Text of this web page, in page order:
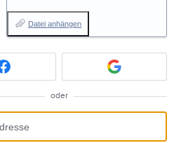
Datei anhängen
oder